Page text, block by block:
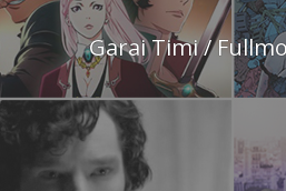
Garai Timi /